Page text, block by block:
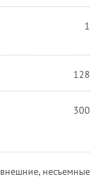
1
128
300
внешние, несъемные